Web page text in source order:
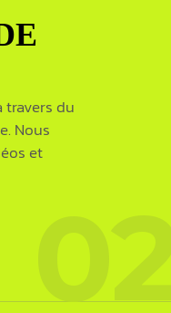
du
Nous
et
du
Nous
et